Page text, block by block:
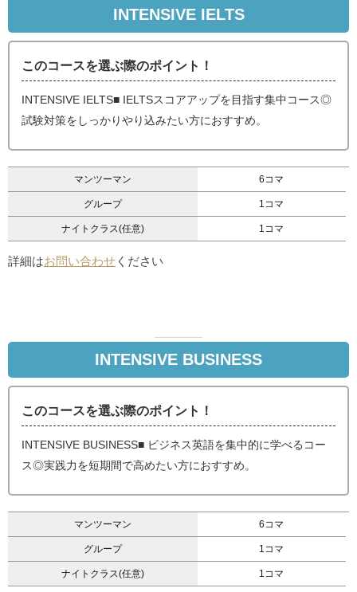
INTENSIVE IELTS
このコースを選ぶ際のポイント！
INTENSIVE IELTS■ IELTSスコアアップを目指す集中コース◎
試験対策をしっかりやり込みたい方におすすめ。
マンツーマン 6コマ
グループ 1コマ
ナイトクラス(任意) 1コマ
詳細はお問い合わせ ください
INTENSIVE BUSINESS
このコースを選ぶ際のポイント！
INTENSIVE BUSINESS■ ビジネス英語を集中的に学べるコー
ス◎実践力を短期間で高めたい方におすすめ。
マンツーマン 6コマ
グループ 1コマ
ナイトクラス(任意) 1コマ